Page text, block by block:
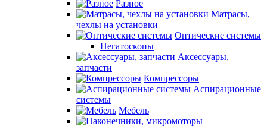
Разное
Матрасы,
чехлы на установки
Оптические системы
Негатоскопы
Аксессуары,
запчасти
Компрессоры
Аспирационные
системы
Мебель